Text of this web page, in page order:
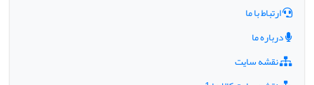
ارتباط با ما
درباره ما
نقشه سایت